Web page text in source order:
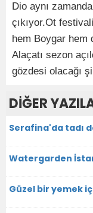
Dio aynı
çıkıyor.Ot
hem Boygar hem
Alaçatı sezon
gözdesi olacağı
DİĞER
Serafina'da tadı
Watergarden
Güzel bir yemek